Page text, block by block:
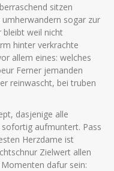
sitzen
sogar zur
bleibt weil nicht
hinter verkrachte
allem eines: welches
Ferner jemanden
reinwascht, bei truben
dasjenige alle
aufmuntert. Pass
Herzdame ist
Zielwert allen
dafur sein: